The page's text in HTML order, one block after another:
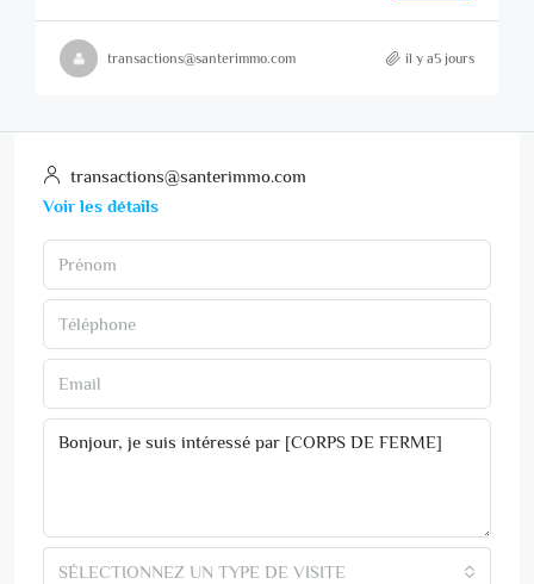
transactions@santerimmo.com il y a5 jours
transactions@santerimmo.com
Voir les détails
SÉLECTIONNEZ UN TYPE DE VISITE